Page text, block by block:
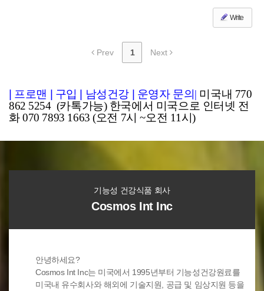
Write
Prev 1 Next
프로맨 구입 남성건강 운영자 문의 | 미국내 770
862 5254 (카톡가능) 한국에서 미국으로 인터넷 전
화 070 7893 1663 (오전 7시 ~오전 11시)
기능성 건강식품 회사
Cosmos Int Inc
안녕하세요?
Cosmos Int Inc는 미국에서 1995년부터 기능성건강원료를
미국내 유수회사와 해외에 기술지원, 공급 및 임상지원 등을